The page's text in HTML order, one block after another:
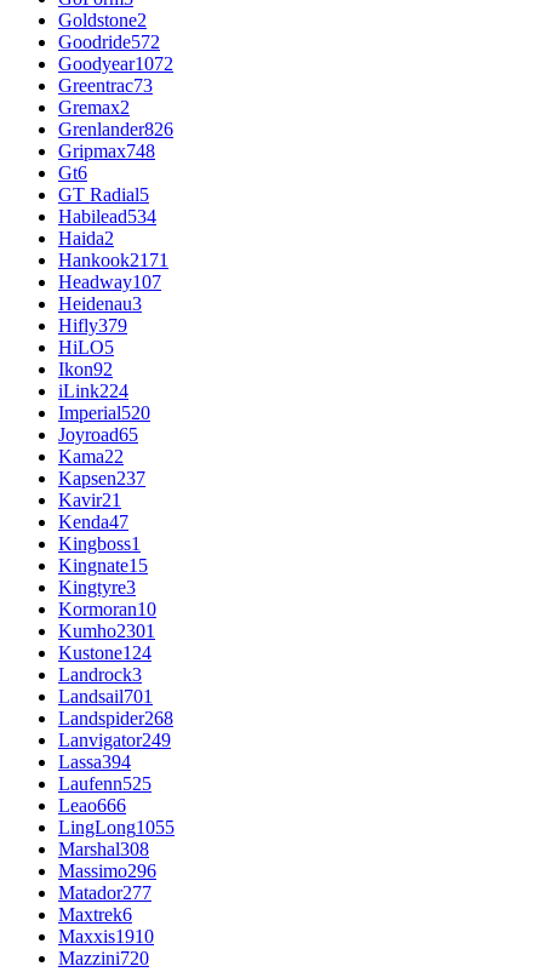
Goldstone2
Goodride572
Goodyear1072
Greentrac73
Gremax2
Grenlander826
Gripmax748
Gt6
GT Radial5
Habilead534
Haida2
Hankook2171
Headway107
Heidenau3
Hifly379
HiLO5
Ikon92
iLink224
Imperial520
Joyroad65
Kama22
Kapsen237
Kavir21
Kenda47
Kingboss1
Kingnate15
Kingtyre3
Kormoran10
Kumho2301
Kustone124
Landrock3
Landsail701
Landspider268
Lanvigator249
Lassa394
Laufenn525
Leao666
LingLong1055
Marshal308
Massimo296
Matador277
Maxtrek6
Maxxis1910
Mazzini720